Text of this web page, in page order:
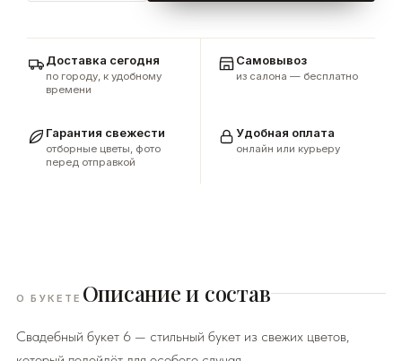
Доставка сегодня
по городу, к удобному
времени
Самовывоз
из салона — бесплатно
Гарантия свежести
отборные цветы, фото
перед отправкой
Удобная оплата
онлайн или курьеру
О БУКЕТЕ Описание и состав
Свадебный букет 6 — стильный букет из свежих цветов,